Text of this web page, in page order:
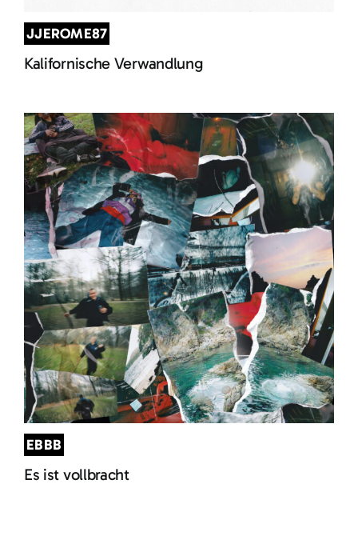
JJEROME87
Kalifornische Verwandlung
EBBB
Es ist vollbracht